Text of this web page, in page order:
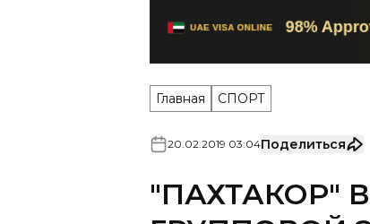
Главная СПОРТ
"ПАХТАКОР"
ГРУППОВОЙ
ВЫЛЕТАЕТ